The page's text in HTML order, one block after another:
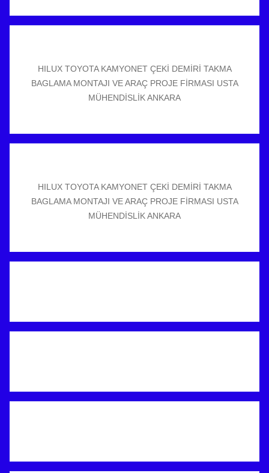
HILUX TOYOTA KAMYONET ÇEKİ DEMİRİ TAKMA
BAGLAMA MONTAJI VE ARAÇ PROJE FİRMASI USTA
MÜHENDİSLİK ANKARA
HILUX TOYOTA KAMYONET ÇEKİ DEMİRİ TAKMA
BAGLAMA MONTAJI VE ARAÇ PROJE FİRMASI USTA
MÜHENDİSLİK ANKARA